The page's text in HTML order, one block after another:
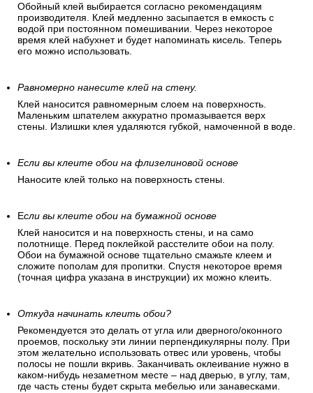
Обойный клей выбирается согласно рекомендациям
производителя. Клей медленно засыпается в емкость с
водой при постоянном помешивании. Через некоторое
время клей набухнет и будет напоминать кисель. Теперь
его можно использовать.
Равномерно нанесите клей на стену.
Клей наносится равномерным слоем на поверхность.
Маленьким шпателем аккуратно промазывается верх
стены. Излишки клея удаляются губкой, намоченной в воде.
Если вы клеите обои на флизелиновой основе
Наносите клей только на поверхность стены.
Если вы клеите обои на бумажной основе
Клей наносится и на поверхность стены, и на само
полотнище. Перед поклейкой расстелите обои на полу.
Обои на бумажной основе тщательно смажьте клеем и
сложите пополам для пропитки. Спустя некоторое время
(точная цифра указана в инструкции) их можно клеить.
Откуда начинать клеить обои?
Рекомендуется это делать от угла или дверного/оконного
проемов, поскольку эти линии перпендикулярны полу. При
этом желательно использовать отвес или уровень, чтобы
полосы не пошли вкривь. Заканчивать оклеивание нужно в
каком-нибудь незаметном месте – над дверью, в углу, там,
где часть стены будет скрыта мебелью или занавесками.